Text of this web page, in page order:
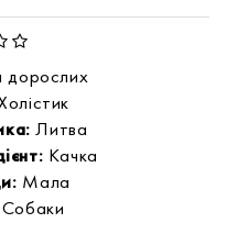
дорослих
Литва
Качка
Мала
Собаки